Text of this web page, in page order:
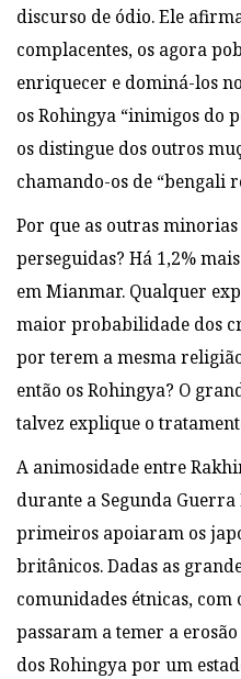
discurso de ódio. Ele
complacentes, os agora
enriquecer e dominá-los
os Rohingya “inimigos do
os distingue dos outros
chamando-os de “bengali
Por que as outras
perseguidas? Há 1,2%
em Mianmar. Qualquer
maior probabilidade dos
por terem a mesma
então os Rohingya? O
talvez explique o
A animosidade entre
durante a Segunda
primeiros apoiaram os
britânicos. Dadas as
comunidades étnicas, com
passaram a temer a
dos Rohingya por um